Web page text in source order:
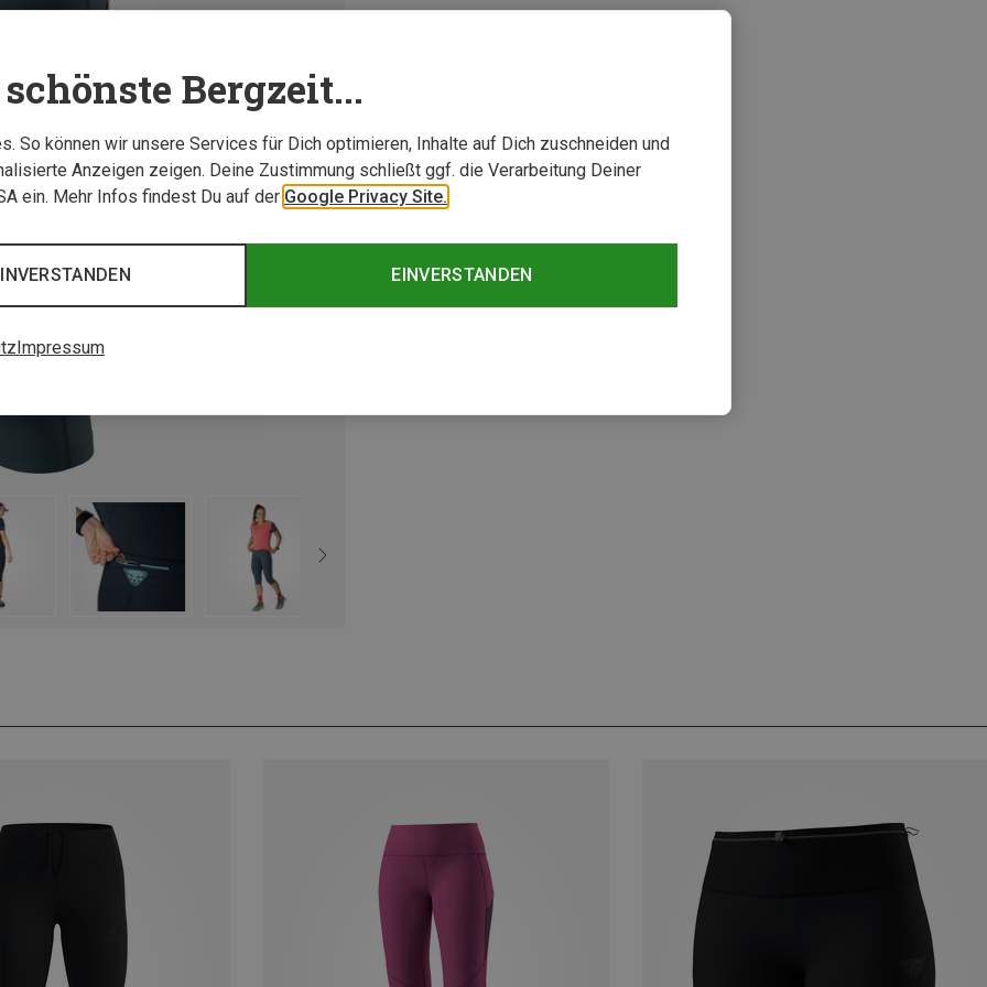
Bergzeit...
So können wir unsere Services für Dich optimieren, Inhalte auf Dich zuschneiden und
Anzeigen zeigen. Deine Zustimmung schließt ggf. die Verarbeitung Deiner
ein. Mehr Infos findest Du auf der Google Privacy Site.
EINVERSTANDEN
Impressum